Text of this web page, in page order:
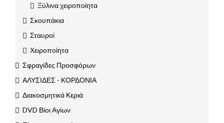
Ξύλινα χειροποίητα
Σκουπάκια
Σταυροί
Χειροποίητα
Σφραγίδες Προσφόρων
ΑΛΥΣΙΔΕΣ - ΚΟΡΔΟΝΙΑ
Διακοσμητικά Κεριά
DVD Βίοι Αγίων